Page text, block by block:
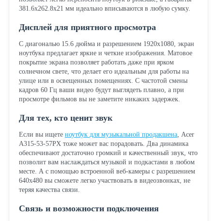
381.6x262.8x21 мм идеально вписываются в любую сумку.
Дисплей для приятного просмотра
С диагональю 15.6 дюйма и разрешением 1920x1080, экран
ноутбука предлагает яркие и четкие изображения. Матовое
покрытие экрана позволяет работать даже при ярком
солнечном свете, что делает его идеальным для работы на
улице или в освещенных помещениях. С частотой смены
кадров 60 Гц ваши видео будут выглядеть плавно, а при
просмотре фильмов вы не заметите никаких задержек.
Для тех, кто ценит звук
Если вы ищете ноутбук для музыкальной продакшена, Acer
A315-53-57PX тоже может вас порадовать. Два динамика
обеспечивают достаточно громкий и качественный звук, что
позволит вам наслаждаться музыкой и подкастами в любом
месте. А с помощью встроенной веб-камеры с разрешением
640x480 вы сможете легко участвовать в видеозвонках, не
теряя качества связи.
Связь и возможности подключения